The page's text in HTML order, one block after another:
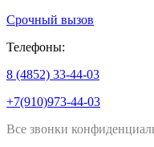
Срочный вызов
Телефоны:
8 (4852) 33-44-03
+7(910)973-44-03
Все звонки